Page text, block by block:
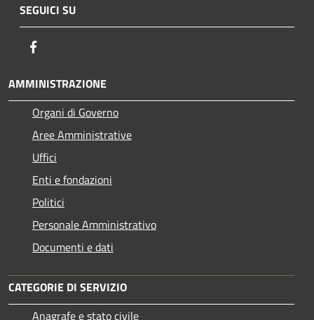
SEGUICI SU
AMMINISTRAZIONE
Organi di Governo
Aree Amministrative
Uffici
Enti e fondazioni
Politici
Personale Amministrativo
Documenti e dati
CATEGORIE DI SERVIZIO
Anagrafe e stato civile